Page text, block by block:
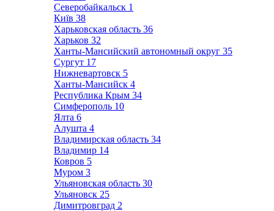
Северобайкальск 1
Київ 38
Харьковская область 36
Харьков 32
Ханты-Мансийский автономный округ 35
Сургут 17
Нижневартовск 5
Ханты-Мансийск 4
Республика Крым 34
Симферополь 10
Ялта 6
Алушта 4
Владимирская область 34
Владимир 14
Ковров 5
Муром 3
Ульяновская область 30
Ульяновск 25
Димитровград 2